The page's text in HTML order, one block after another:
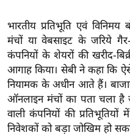
ष
ज्ञ
रा
य
ब
ज
ट
भारतीय प्रतिभूति एवं
मंचों या वेबसाइट के जरिये गैर-
कंपनियों के शेयरों की खरीद-
आगाह किया। सेबी ने कहा कि
नियामक के अधीन आते हैं।
ऑनलाइन मंचों का पता चला है
वाली कंपनियों की
निवेशकों को बड़ा जोखिम हो